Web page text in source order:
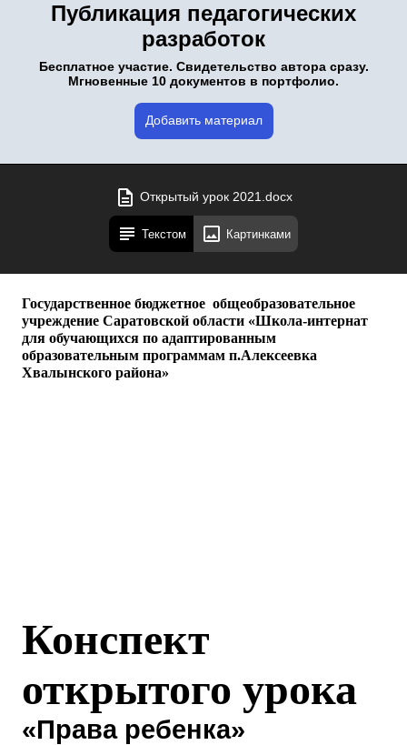
Публикация педагогических
разработок
Бесплатное участие. Свидетельство автора сразу.
Мгновенные 10 документов в портфолио.
Добавить материал
Открытый урок 2021.docx
Текстом Картинками
Государственное бюджетное общеобразовательное
учреждение Саратовской области «Школа-интернат
для обучающихся по адаптированным
образовательным программам п.Алексеевка
Хвалынского района»
Конспект
открытого урока
«Права ребенка»